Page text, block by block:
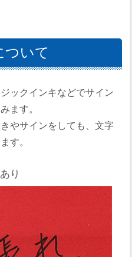
ついて
ックインキなどでサイン
ます。
やサインをしても、文字
す。
り